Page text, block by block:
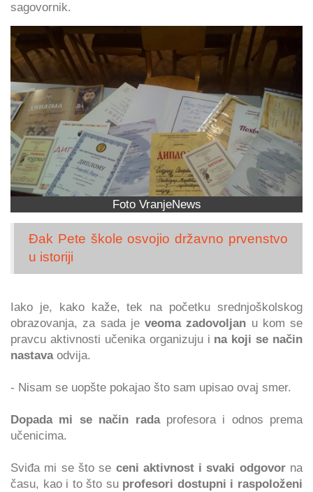
sagovornik.
Foto VranjeNews
Đak Pete škole osvojio državno prvenstvo
u istoriji
Iako je, kako kaže, tek na početku srednjoškolskog
obrazovanja, za sada jeveoma zadovoljan u kom se
pravcu aktivnosti učenika organizuju i na koji se način
nastavaodvija.
- Nisam se uopšte pokajao što sam upisao ovaj smer.
Dopada mi se način radaprofesora i odnos prema
učenicima.
Sviđa mi se što se ceni aktivnost i svaki odgovorna
času, kao i to što su profesori dostupni i raspoloženi